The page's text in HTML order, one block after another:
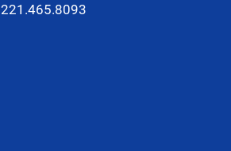
221.465.8093